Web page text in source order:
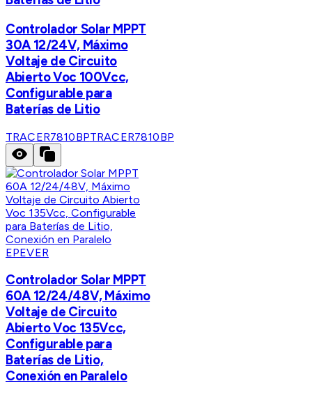
Controlador Solar MPPT
30A 12/24V, Máximo
Voltaje de Circuito
Abierto Voc 100Vcc,
Configurable para
Baterías de Litio
TRACER7810BPTRACER7810BP
EPEVER
Controlador Solar MPPT
60A 12/24/48V, Máximo
Voltaje de Circuito
Abierto Voc 135Vcc,
Configurable para
Baterías de Litio,
Conexión en Paralelo